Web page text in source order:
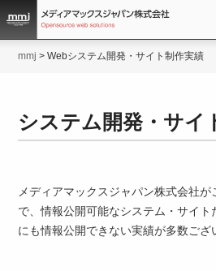
mmj >Webシステム開発・サイト制作実績
システム開発・サイ
メディアマックスジャパン株式会社が
で、情報公開可能なシステム・サイ
にも情報公開できない実績が多数ござ